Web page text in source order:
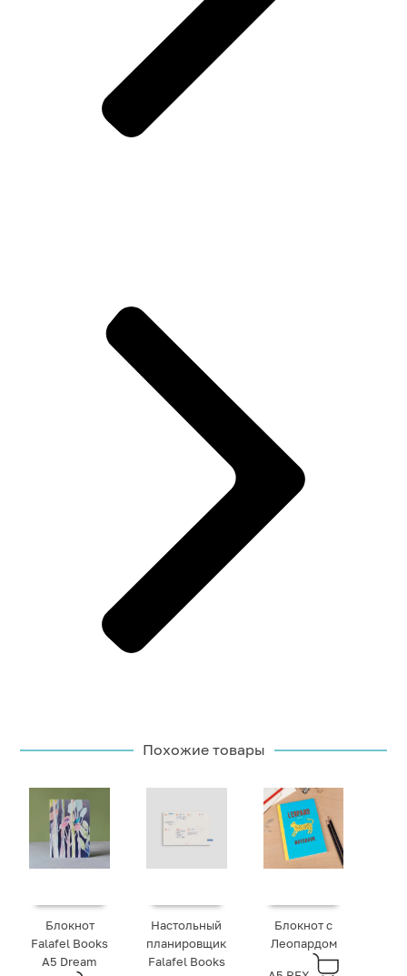
Похожие товары
Блокнот
Falafel Books
А5 Dream
Настольный
планировщик
Falafel Books
Блокнот с
Леопардом